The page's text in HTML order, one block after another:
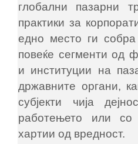
глобални пазарни
практики за
едно место ги собра
повеќе сегменти од
и институции на
државните органи,
субјекти чија
работењето или со
хартии од вредност.